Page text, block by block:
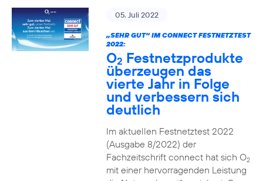
05. Juli 2022
„SEHR GUT“ IM CONNECT FESTNETZTEST
2022:
O2 Festnetzprodukte
überzeugen das
vierte Jahr in Folge
und verbessern sich
deutlich
Im aktuellen Festnetztest 2022
(Ausgabe 8/2022) der
Fachzeitschrift connect hat sich O2
mit einer hervorragenden Leistung